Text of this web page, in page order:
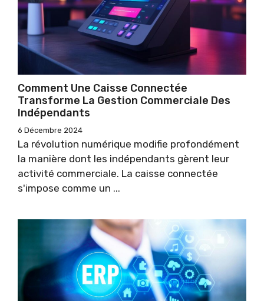
Comment Une Caisse Connectée
Transforme La Gestion Commerciale Des
Indépendants
6 Décembre 2024
La révolution numérique modifie profondément
la manière dont les indépendants gèrent leur
activité commerciale. La caisse connectée
s'impose comme un ...